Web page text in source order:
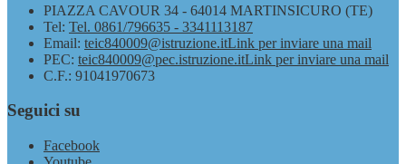
PIAZZA CAVOUR 34 - 64014 MARTINSICURO (TE)
Tel: Tel. 0861/796635 - 3341113187
Email: teic840009@istruzione.itLink per inviare una mail
PEC: teic840009@pec.istruzione.itLink per inviare una mail
C.F.: 91041970673
Seguici su
Facebook